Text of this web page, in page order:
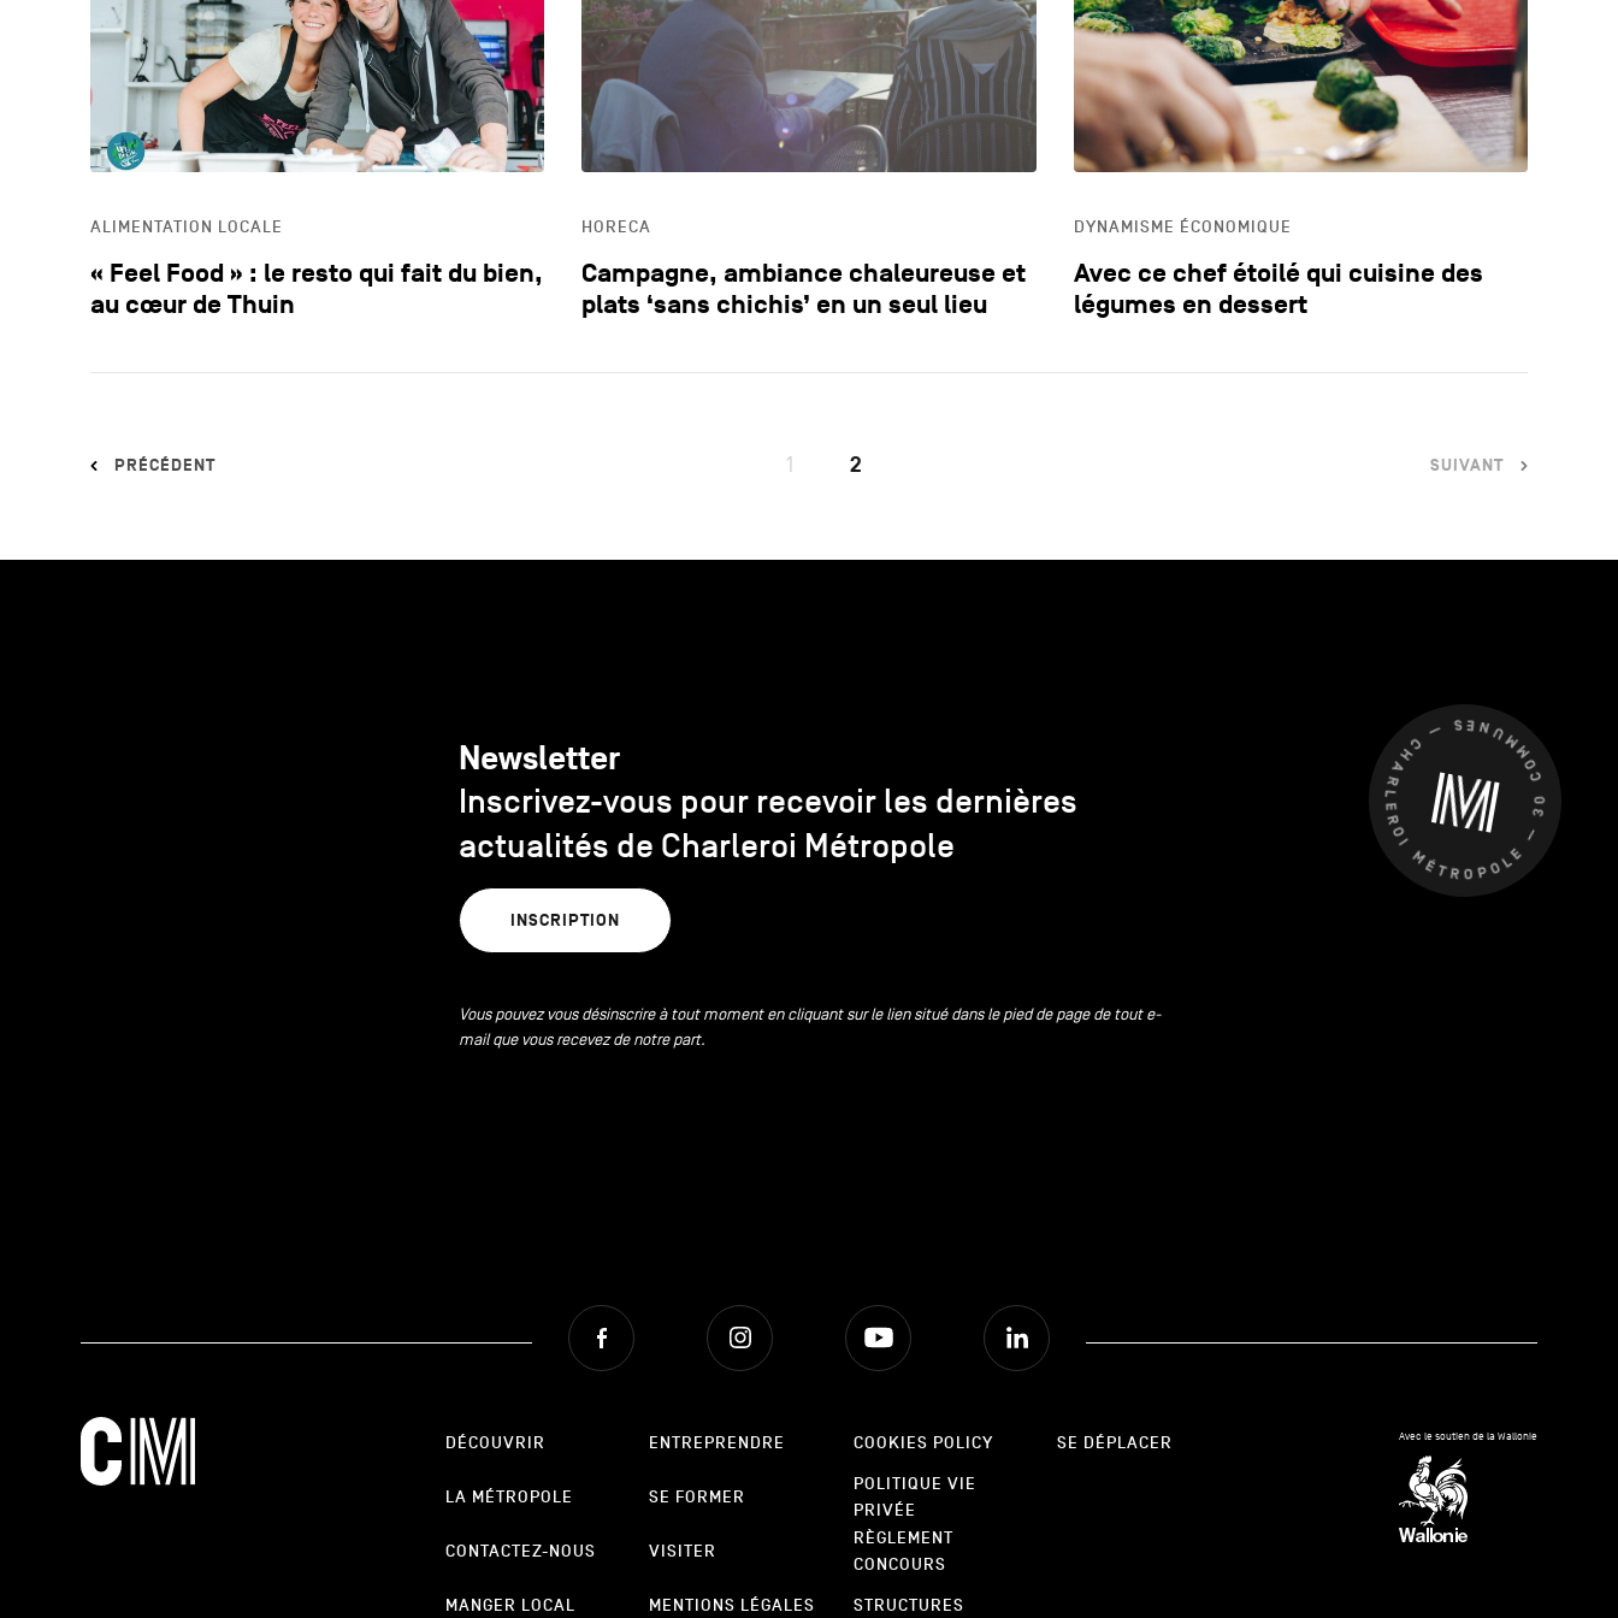
DYNAMISME ÉCONOMIQUE ECOLOGIE
EDUCATION HORECA
ALIMENTATION LOCALE
« Feel Food » : le resto qui fait du bien,
au cœur de Thuin
HORECA
Campagne, ambiance chaleureuse et
plats ‘sans chichis’ en un seul lieu
DYNAMISME ÉCONOMIQUE
Avec ce chef étoilé qui cuisine des
légumes en dessert
PRÉCÉDENT 1 2 SUIVANT
CHARLEROI MÉTROPOLE — 30 COMMUNES —
Newsletter
Inscrivez-vous pour recevoir les dernières
actualités de Charleroi Métropole
INSCRIPTION
Vous pouvez vous désinscrire à tout moment en cliquant sur le lien situé dans le pied de page de tout e-
mail que vous recevez de notre part.
Facebook Instagram
DÉCOUVRIR
LA MÉTROPOLE
CONTACTEZ-NOUS
MANGER LOCAL
ENTREPRENDRE
SE FORMER
VISITER
MENTIONS LÉGALES
COOKIES POLICY
POLITIQUE VIE
PRIVÉE
RÈGLEMENT
CONCOURS
STRUCTURES
SE DÉPLACER Avec le soutien de la Wallonie